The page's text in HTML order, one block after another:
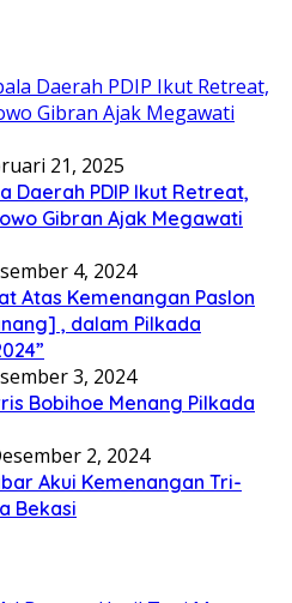
21, 2025
Daerah PDIP Ikut Retreat,
Gibran Ajak Megawati
4, 2024
Atas Kemenangan Paslon
, dalam Pilkada
3, 2024
Bobihoe Menang Pilkada
2, 2024
Akui Kemenangan Tri-
Bekasi